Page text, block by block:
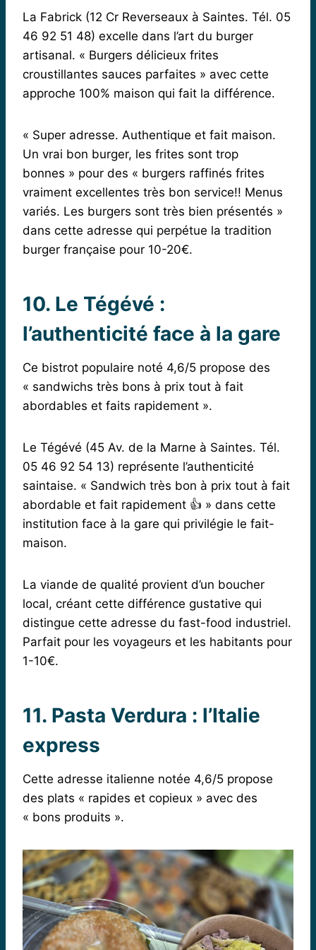
La Fabrick (12 Cr Reverseaux à Saintes. Tél. 05
46 92 51 48) excelle dans l’art du burger
artisanal. « Burgers délicieux frites
croustillantes sauces parfaites » avec cette
approche 100% maison qui fait la différence.
« Super adresse. Authentique et fait maison.
Un vrai bon burger, les frites sont trop
bonnes » pour des « burgers raffinés frites
vraiment excellentes très bon service!! Menus
variés. Les burgers sont très bien présentés »
dans cette adresse qui perpétue la tradition
burger française pour 10-20€.
10. Le Tégévé :
l’authenticité face à la gare
Ce bistrot populaire noté 4,6/5 propose des
« sandwichs très bons à prix tout à fait
abordables et faits rapidement ».
Le Tégévé (45 Av. de la Marne à Saintes. Tél.
05 46 92 54 13) représente l’authenticité
saintaise. « Sandwich très bon à prix tout à fait
abordable et fait rapidement 👍 » dans cette
institution face à la gare qui privilégie le fait-
maison.
La viande de qualité provient d’un boucher
local, créant cette différence gustative qui
distingue cette adresse du fast-food industriel.
Parfait pour les voyageurs et les habitants pour
1-10€.
11. Pasta Verdura : l’Italie
express
Cette adresse italienne notée 4,6/5 propose
des plats « rapides et copieux » avec des
« bons produits ».